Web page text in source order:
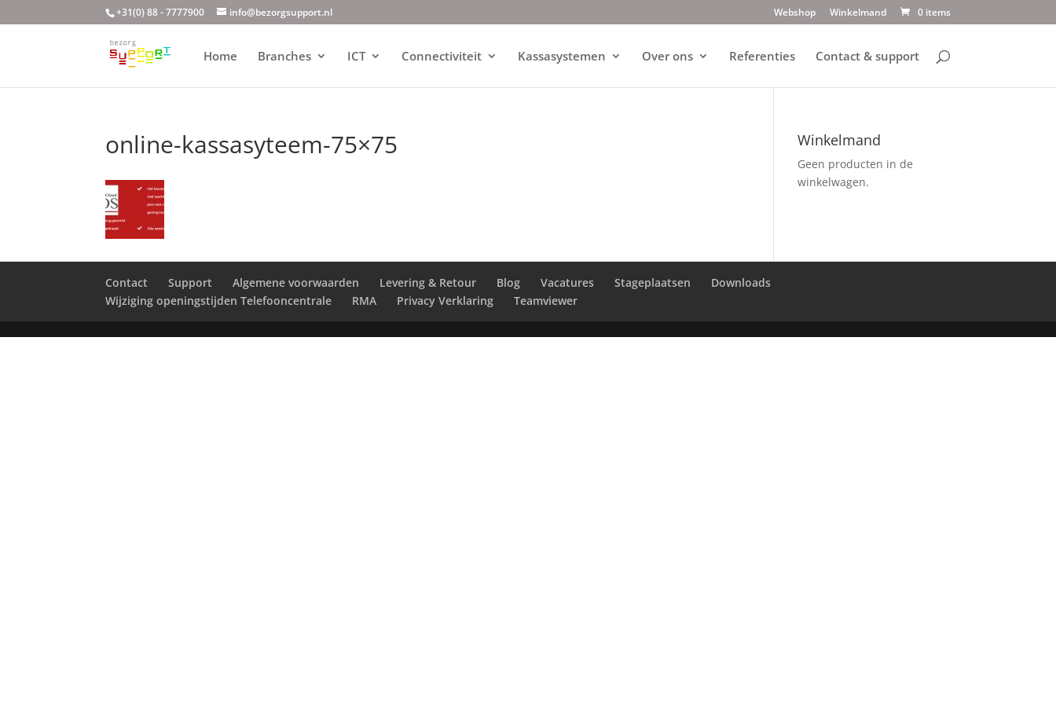
+31(0) 88 - 7777900 info@bezorgsupport.nl Webshop Winkelmand 0 items
Home Branches ICT Connectiviteit Kassasystemen Over ons Referenties Contact & support
online-kassasyteem-75×75 Winkelmand
Geen producten in de
winkelwagen.
Contact Support Algemene voorwaarden Levering & Retour Blog Vacatures Stageplaatsen
Downloads
Wijziging openingstijden Telefooncentrale
RMA Privacy Verklaring Teamviewer